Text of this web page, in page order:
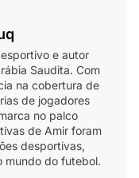
e autor
Saudita. Com
na cobertura de
de jogadores
no palco
de Amir foram
desportivas,
mundo do futebol.